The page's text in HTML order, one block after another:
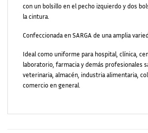
con un bolsillo en el pecho izquierdo y dos
la cintura.
Confeccionada en SARGA de una amplia
Ideal como uniforme para hospital, clínica,
laboratorio, farmacia y demás profesionales
veterinaria, almacén, industria alimentaria,
comercio en general.